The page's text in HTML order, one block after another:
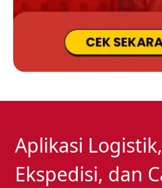
Aplikasi Logistik,
Ekspedisi, dan